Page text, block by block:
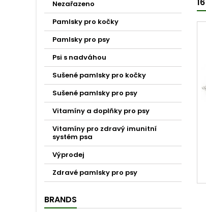
Nezařazeno
Pamlsky pro kočky
Pamlsky pro psy
Psi s nadváhou
Sušené pamlsky pro kočky
Sušené pamlsky pro psy
Vitamíny a doplňky pro psy
Vitamíny pro zdravý imunitní
systém psa
Výprodej
Zdravé pamlsky pro psy
BRANDS